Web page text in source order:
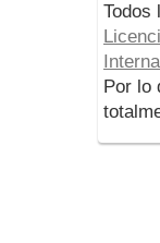
Todos
Por lo